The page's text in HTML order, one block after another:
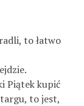
to łatwo
Piątek kupić
targu, to jest,